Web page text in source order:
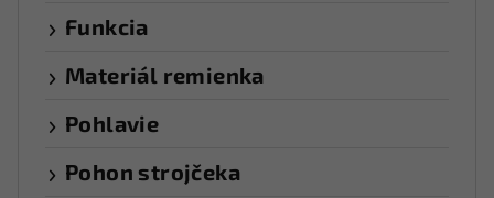
Funkcia
Materiál remienka
Pohlavie
Pohon strojčeka